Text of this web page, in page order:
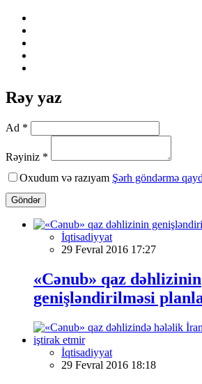
Rəy yaz
Ad *
Rəyiniz *
Oxudum və razıyam Şərh göndərmə
Göndər
İqtisadiyyat
29 Fevral 2016 17:27
«Cənub» qaz dəhlizinin
genişləndirilməsi
İqtisadiyyat
29 Fevral 2016 18:18